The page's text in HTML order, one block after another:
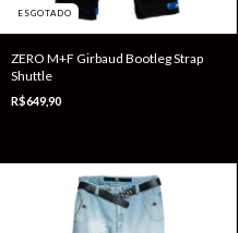
ESGOTADO
ZERO M+F Girbaud Bootleg Strap
Shuttle
R$649,90